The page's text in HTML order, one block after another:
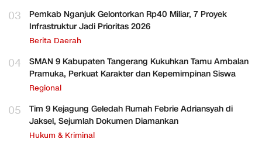
03
Pemkab Nganjuk Gelontorkan Rp40 Miliar, 7 Proyek
Infrastruktur Jadi Prioritas 2026
Berita Daerah
04
SMAN 9 Kabupaten Tangerang Kukuhkan Tamu Ambalan
Pramuka, Perkuat Karakter dan Kepemimpinan Siswa
Regional
05
Tim 9 Kejagung Geledah Rumah Febrie Adriansyah di
Jaksel, Sejumlah Dokumen Diamankan
Hukum & Kriminal